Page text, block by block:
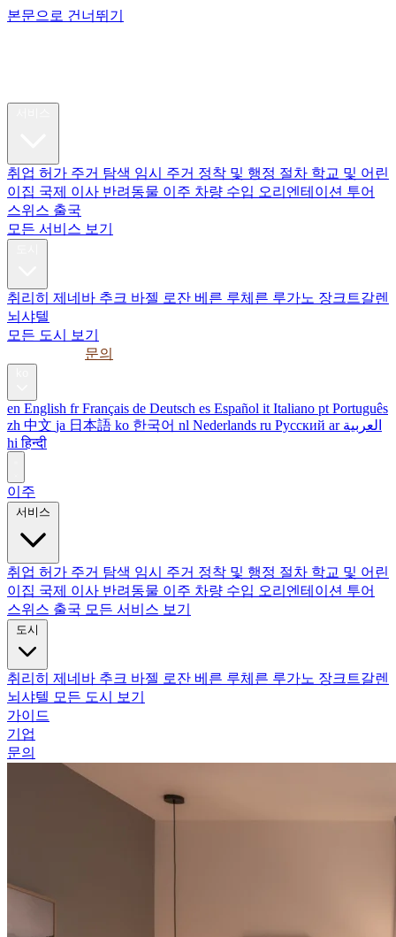
본문으로 건너뛰기
취업 허가 주거 탐색 임시 주거 정착 및 행정 절차 학교 및 어린
이집 국제 이사 반려동물 이주 차량 수입 오리엔테이션 투어
스위스 출국
모든 서비스 보기
취리히 제네바 추크 바젤 로잔 베른 루체른 루가노 장크트갈렌
뇌샤텔
모든 도시 보기
문의
en English fr Français de Deutsch es Español it Italiano pt Português
zh 中文 ja 日本語 ko 한국어 nl Nederlands ru Русский ar العربية
hi हिन्दी
이주
서비스
취업 허가 주거 탐색 임시 주거 정착 및 행정 절차 학교 및 어린
이집 국제 이사 반려동물 이주 차량 수입 오리엔테이션 투어
스위스 출국 모든 서비스 보기
도시
취리히 제네바 추크 바젤 로잔 베른 루체른 루가노 장크트갈렌
뇌샤텔 모든 도시 보기
가이드
기업
문의